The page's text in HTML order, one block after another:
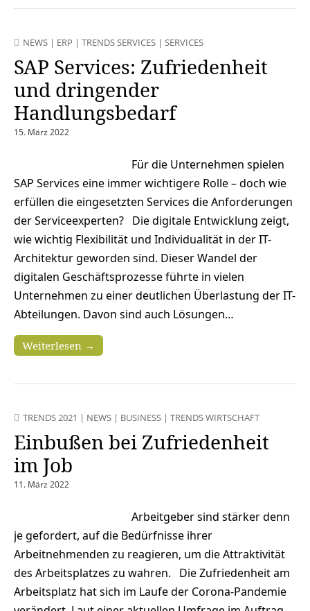
NEWS | ERP | TRENDS SERVICES | SERVICES
SAP Services: Zufriedenheit
und dringender
Handlungsbedarf
15. März 2022
Für die Unternehmen spielen
SAP Services eine immer wichtigere Rolle – doch wie
erfüllen die eingesetzten Services die Anforderungen
der Serviceexperten? Die digitale Entwicklung zeigt,
wie wichtig Flexibilität und Individualität in der IT-
Architektur geworden sind. Dieser Wandel der
digitalen Geschäftsprozesse führte in vielen
Unternehmen zu einer deutlichen Überlastung der IT-
Abteilungen. Davon sind auch Lösungen…
Weiterlesen →
TRENDS 2021 | NEWS | BUSINESS | TRENDS WIRTSCHAFT
Einbußen bei Zufriedenheit
im Job
11. März 2022
Arbeitgeber sind stärker denn
je gefordert, auf die Bedürfnisse ihrer
Arbeitnehmenden zu reagieren, um die Attraktivität
des Arbeitsplatzes zu wahren. Die Zufriedenheit am
Arbeitsplatz hat sich im Laufe der Corona-Pandemie